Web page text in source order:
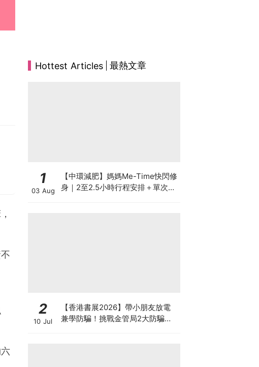
Hottest Articles 最熱文章
1
03 Aug
【中環減肥】媽媽Me-Time快閃修
身｜2至2.5小時行程安排＋單次收
2
10 Jul
【香港書展2026】帶小朋友放電
兼學防騙！挑戰金管局2大防騙遊